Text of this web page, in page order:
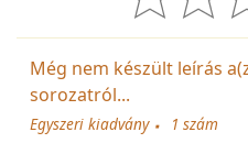
Még nem készült leírás
sorozatról...
Egyszeri kiadvány 1 szám